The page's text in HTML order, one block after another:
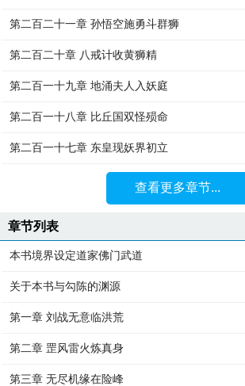
第二百二十一章 孙悟空施勇斗群狮
第二百二十章 八戒计收黄狮精
第二百一十九章 地涌夫人入妖庭
第二百一十八章 比丘国双怪殒命
第二百一十七章 东皇现妖界初立
查看更多章节...
章节列表
本书境界设定道家佛门武道
关于本书与勾陈的渊源
第一章 刘战无意临洪荒
第二章 罡风雷火炼真身
第三章 无尽机缘在险峰